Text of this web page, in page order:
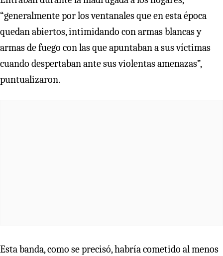
“generalmente por los ventanales que en esta época
quedan abiertos, intimidando con armas blancas y
armas de fuego con las que apuntaban a sus víctimas
cuando despertaban ante sus violentas amenazas”,
puntualizaron.
Esta banda, como se precisó, habría cometido al menos